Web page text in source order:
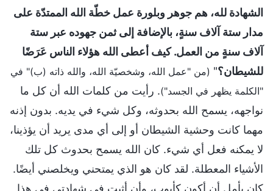
الشهادة لله، هم جوهر وبلورة عمل خطّة الله الممتدّة على
مدار ستة آلاف سنةٍ، بالإضافة إلى ثمن جهوده عبر ستة
آلاف سنةٍ من العمل. كيف أعطى الله هؤلاء الناس عَرَضًا
للشيطان؟" (من "عمل الله، وشخصيّة الله، والله ذاته (ب)" في
"الكلمة يظهر في الجسد"). رأيت من كلمات الله أن كل ما
نواجهه، يسمح الله بحدوثه، وكل شيء في يديه. بدون إذنه
مهما كانت وحشية الشيطان أو إلى أي مدى يريد أن يؤذينا،
لا يمكنه فعل أي شيء. كان الله يسمح بحدوث كل تلك
الأشياء المعطلة. لقد كان هو الذي يمتحني ويخلصني أيضًا.
كان يأمل أن أكون كأيوب، وأن أثبت في شهادتي في هذا